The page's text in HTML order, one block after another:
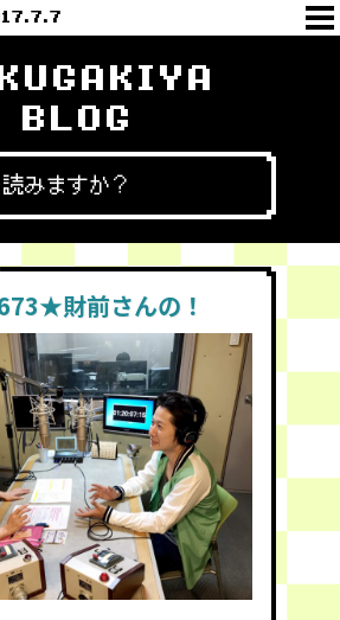
BLOG
みますか？
財前さんの！